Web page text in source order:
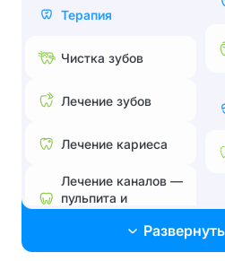
Терапия
Чистка зубов
Лечение зубов
Лечение кариеса
Лечение каналов —
пульпита и